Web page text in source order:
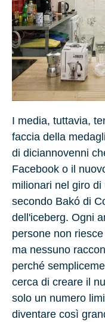
I media, tuttavia,
faccia della
di diciannovenni
Facebook o il
milionari nel giro
secondo Bakó di
dell'iceberg. Ogni
persone non
ma nessuno
perché
cerca di creare il
solo un numero
diventare così